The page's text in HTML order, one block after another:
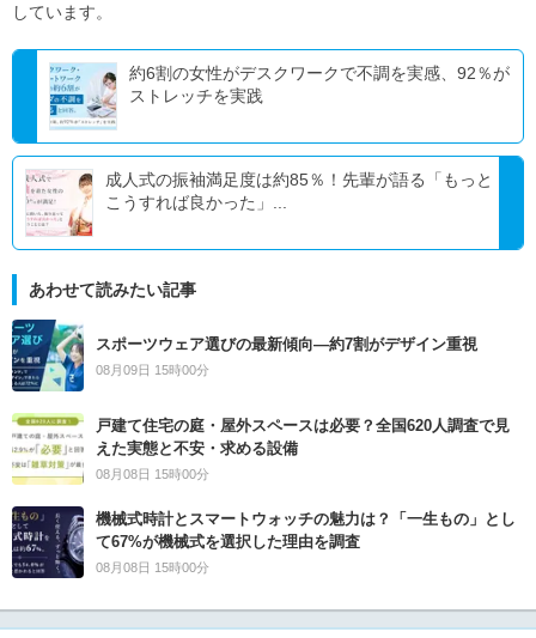
しています。
約6割の女性がデスクワークで不調を実感、92％が
ストレッチを実践
成人式の振袖満足度は約85％！先輩が語る「もっと
こうすれば良かった」...
あわせて読みたい記事
スポーツウェア選びの最新傾向―約7割がデザイン重視
08月09日 15時00分
戸建て住宅の庭・屋外スペースは必要？全国620人調査で見
えた実態と不安・求める設備
08月08日 15時00分
機械式時計とスマートウォッチの魅力は？「一生もの」とし
て67%が機械式を選択した理由を調査
08月08日 15時00分